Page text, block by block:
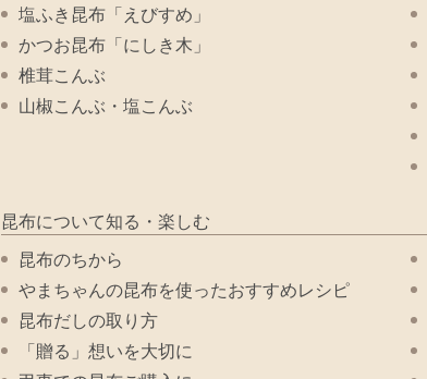
塩ふき昆布「えびすめ」
かつお昆布「にしき木」
椎茸こんぶ
山椒こんぶ・塩こんぶ
昆布について知る・楽しむ
昆布のちから
やまちゃんの昆布を使ったおすすめレシピ
昆布だしの取り方
「贈る」想いを大切に